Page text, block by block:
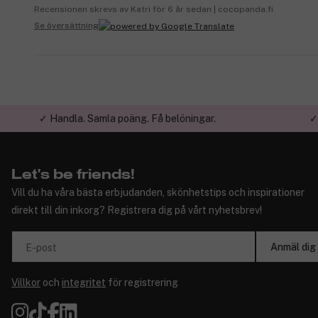
Recensionen skrevs av Katri för 6 år sedan | cocopanda.fi
Se översättning
✓ Handla. Samla poäng. Få belöningar.
Let's be friends!
Vill du ha våra bästa erbjudanden, skönhetstips och inspirationer
direkt till din inkorg? Registrera dig på vårt nyhetsbrev!
E-post Anmäl dig
Villkor och integritet för registrering